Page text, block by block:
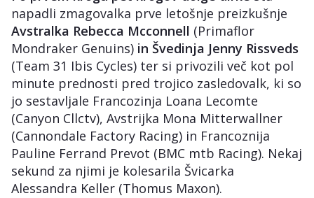
napadli zmagovalka prve letošnje preizkušnje
Avstralka Rebecca Mcconnell (Primaflor
Mondraker Genuins) in Švedinja Jenny Rissveds
(Team 31 Ibis Cycles) ter si privozili več kot pol
minute prednosti pred trojico zasledovalk, ki so
jo sestavljale Francozinja Loana Lecomte
(Canyon Cllctv), Avstrijka Mona Mitterwallner
(Cannondale Factory Racing) in Francoznija
Pauline Ferrand Prevot (BMC mtb Racing). Nekaj
sekund za njimi je kolesarila Švicarka
Alessandra Keller (Thomus Maxon).